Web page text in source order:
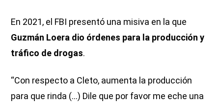
En 2021, el FBI presentó una misiva en la que
Guzmán Loera dio órdenes para la producción y
tráfico de drogas.
“Con respecto a Cleto, aumenta la producción
para que rinda (...) Dile que por favor me eche una